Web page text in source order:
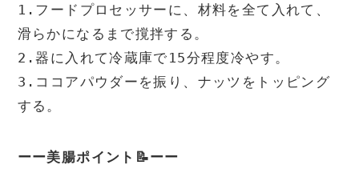
1.フードプロセッサーに、材料を全て入れて、
滑らかになるまで撹拌する。
2.器に入れて冷蔵庫で15分程度冷やす。
3.ココアパウダーを振り、ナッツをトッピング
する。
ーー美腸ポイント📝ーー